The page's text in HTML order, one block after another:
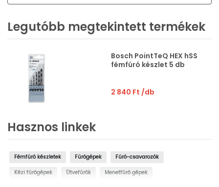
Legutóbb megtekintett termékek
Bosch PointTeQ HEX hSS
fémfúró készlet 5 db
2 840 Ft /db
Hasznos linkek
Fémfúró készletek Fúrógépek Fúró-csavarozók
Kézi fúrógépek Ütvefúrók Menetfúró gépek